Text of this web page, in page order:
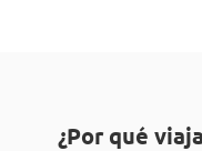
¿Por qué